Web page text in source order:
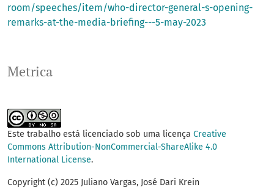
Metrica
room/speeches/item/who-director-general-s-opening-
remarks-at-the-media-briefing---5-may-2023
Este trabalho está licenciado sob uma licença Creative
Commons Attribution-NonCommercial-ShareAlike 4.0
International License.
Copyright (c) 2025 Juliano Vargas, José Dari Krein